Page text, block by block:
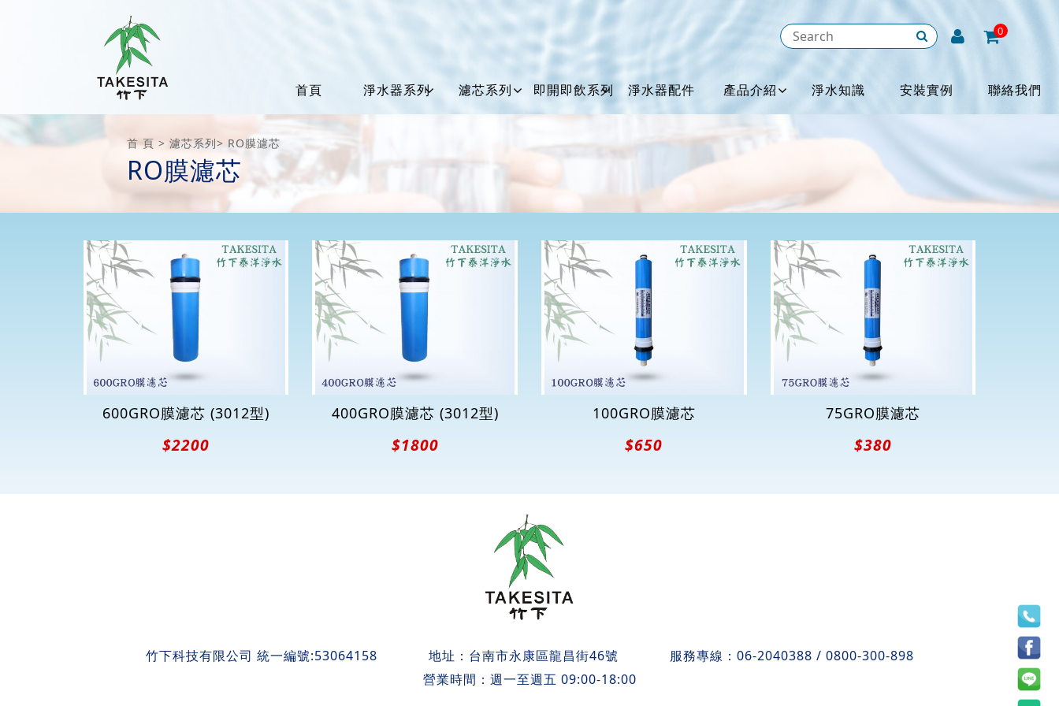
0
首頁 淨水器系列 濾芯系列 即開即飲系列 淨水器配件 產品介紹 淨水知識 安裝實例 聯絡我們
RO膜濾芯
首 頁 濾芯系列 RO膜濾芯
600GRO膜濾芯 (3012型)
$2200
400GRO膜濾芯 (3012型)
$1800
100GRO膜濾芯
$650
75GRO膜濾芯
$380
竹下科技有限公司 統一編號:53064158 地址： 台南市永康區龍昌街46號 服務專線： 06-2040388 / 0800-300-898
營業時間：週一至週五 09:00-18:00